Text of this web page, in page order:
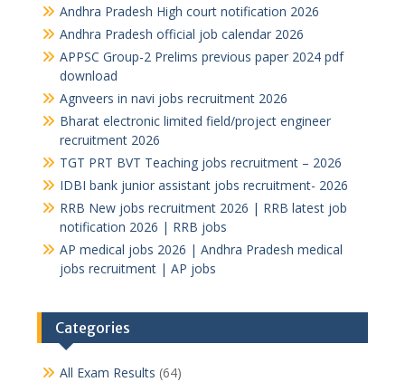
Andhra Pradesh High court notification 2026
Andhra Pradesh official job calendar 2026
APPSC Group-2 Prelims previous paper 2024 pdf
download
Agnveers in navi jobs recruitment 2026
Bharat electronic limited field/project engineer
recruitment 2026
TGT PRT BVT Teaching jobs recruitment – 2026
IDBI bank junior assistant jobs recruitment- 2026
RRB New jobs recruitment 2026 | RRB latest job
notification 2026 | RRB jobs
AP medical jobs 2026 | Andhra Pradesh medical
jobs recruitment | AP jobs
Categories
All Exam Results (64)